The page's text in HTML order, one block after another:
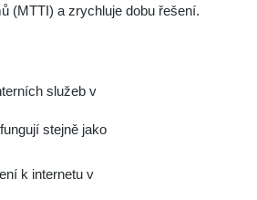
(MTTI) a zrychluje dobu řešení.
služeb v
stejně jako
k internetu v